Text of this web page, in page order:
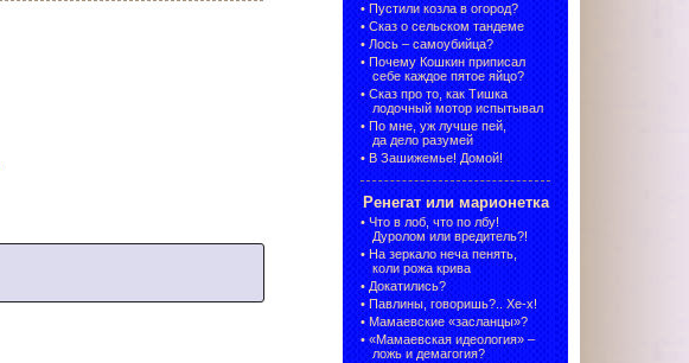
• Пустили козла в огород?
• Сказ о сельском тандеме
• Лось – самоубийца?
• Почему Кошкин приписал
себе каждое пятое яйцо?
• Сказ про то, как Тишка
лодочный мотор испытывал
• По мне, уж лучше пей,
да дело разумей
• В Зашижемье! Домой!
Ренегат или марионетка
• Что в лоб, что по лбу!
Дуролом или вредитель?!
• На зеркало неча пенять,
коли рожа крива
• Докатились?
• Павлины, говоришь?.. Хе-х!
• Мамаевские «засланцы»?
• «Мамаевская идеология» –
ложь и демагогия?